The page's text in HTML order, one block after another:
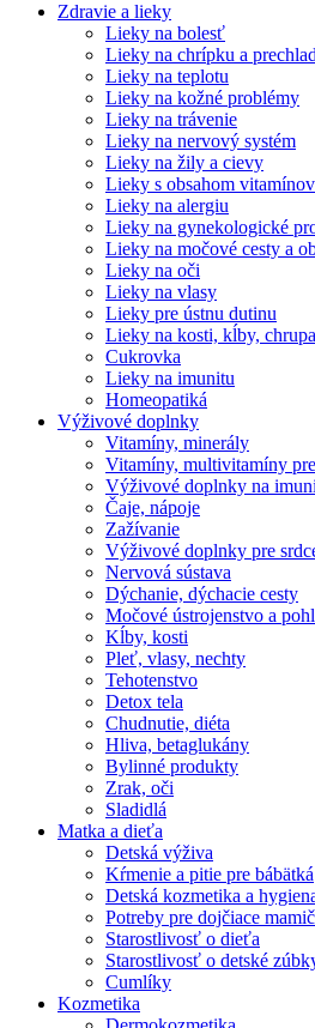
Zdravie a lieky
Lieky na bolesť
Lieky na chrípku a
Lieky na teplotu
Lieky na kožné problémy
Lieky na trávenie
Lieky na nervový systém
Lieky na žily a cievy
Lieky s obsahom
Lieky na alergiu
Lieky na gynekologické
Lieky na močové cesty a
Lieky na oči
Lieky na vlasy
Lieky pre ústnu dutinu
Lieky na kosti, kĺby,
Cukrovka
Lieky na imunitu
Homeopatiká
Výživové doplnky
Vitamíny, minerály
Vitamíny, multivitamíny
Výživové doplnky na
Čaje, nápoje
Zažívanie
Výživové doplnky pre
Nervová sústava
Dýchanie, dýchacie cesty
Močové ústrojenstvo a
Kĺby, kosti
Pleť, vlasy, nechty
Tehotenstvo
Detox tela
Chudnutie, diéta
Hliva, betaglukány
Bylinné produkty
Zrak, oči
Sladidlá
Matka a dieťa
Detská výživa
Kŕmenie a pitie pre bábätká
Detská kozmetika a
Potreby pre dojčiace
Starostlivosť o dieťa
Starostlivosť o detské
Cumlíky
Kozmetika